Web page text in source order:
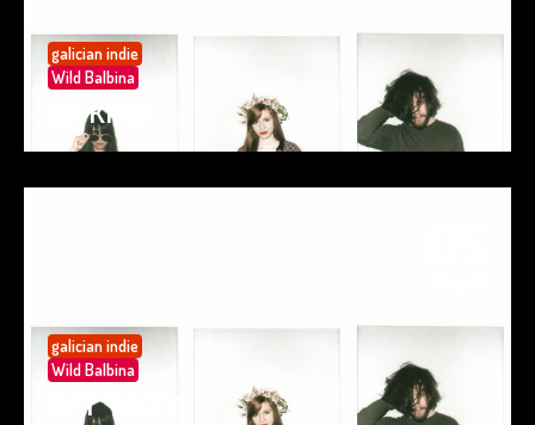
galician indie
Wild Balbina
SO KIND
galician indie
Wild Balbina
EAT TACOS